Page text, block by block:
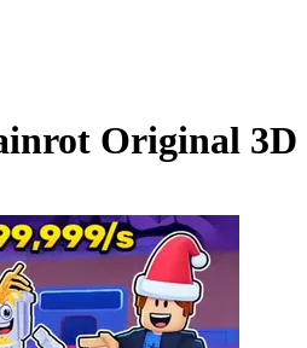
Original 3D